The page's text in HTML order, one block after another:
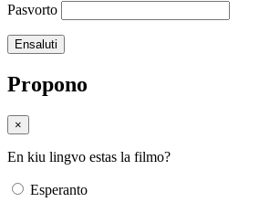
Pasvorto
Propono
×
En kiu lingvo estas la filmo?
Esperanto